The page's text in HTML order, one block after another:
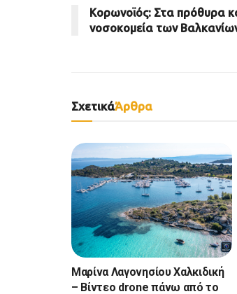
Κορωνοϊός: Στα πρόθυρα
νοσοκομεία των
ΣχετικάΆρθρα
Μαρίνα Λαγονησίου Χαλκιδική
– Βίντεο drone πάνω από το